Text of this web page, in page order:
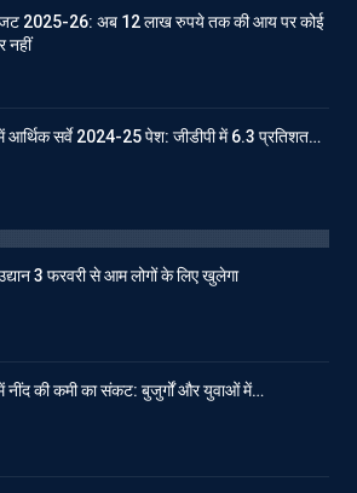
2025-26: अब 12 लाख रुपये तक की आय पर कोई
नहीं
आर्थिक सर्वे 2024-25 पेश: जीडीपी में 6.3 प्रतिशत…
3 फरवरी से आम लोगों के लिए खुलेगा
नींद की कमी का संकट: बुजुर्गों और युवाओं में…